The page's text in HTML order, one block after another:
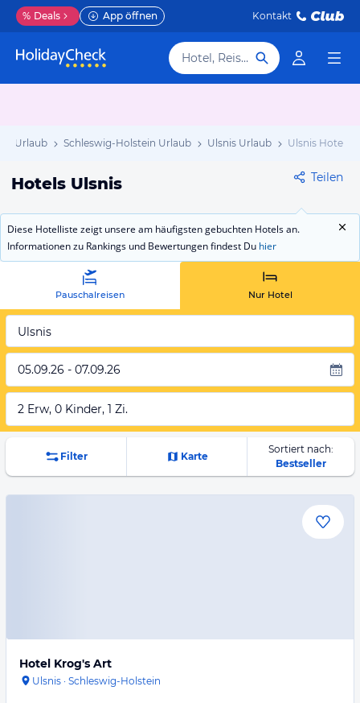
% Deals App öffnen Kontakt
Hotel, Reiseziel
Urlaub Schleswig-Holstein Urlaub Ulsnis Urlaub Ulsnis Hotels
Hotels Ulsnis Teilen
Diese Hotelliste zeigt unsere am häufigsten gebuchten Hotels an.
Informationen zu Rankings und Bewertungen findest Du hier
Pauschalreisen Nur Hotel
Ulsnis
05.09.26 - 07.09.26
2 Erw, 0 Kinder, 1 Zi.
Filter Karte
Sortiert nach:
Bestseller
Hotel Krog's Art
Ulsnis · Schleswig-Holstein